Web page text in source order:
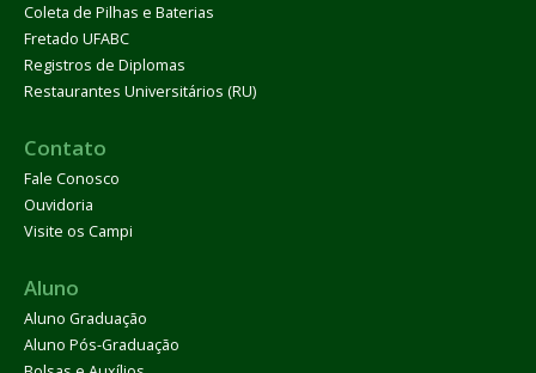
Coleta de Pilhas e Baterias
Fretado UFABC
Registros de Diplomas
Restaurantes Universitários (RU)
Contato
Fale Conosco
Ouvidoria
Visite os Campi
Aluno
Aluno Graduação
Aluno Pós-Graduação